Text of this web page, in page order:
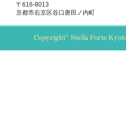
〒616-8013
京都市右京区谷口唐田ノ内町